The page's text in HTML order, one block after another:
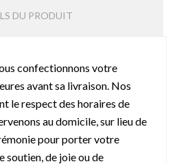
DU PRODUIT
confectionnons votre
avant sa livraison. Nos
le respect des horaires de
au domicile, sur lieu de
pour porter votre
soutien, de joie ou de